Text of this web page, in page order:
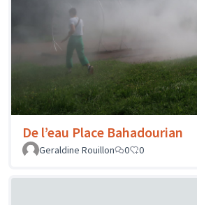
De l’eau Place Bahadourian
Geraldine Rouillon
0 0